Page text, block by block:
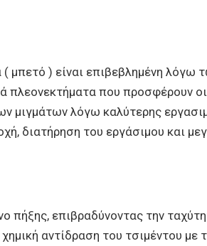
μπετό ) είναι επιβεβλημένη λόγω
που προσφέρουν οι
μιγμάτων λόγω καλύτερης
διατήρηση του εργάσιμου και
πήξης, επιβραδύνοντας την
αντίδραση του τσιμέντου με